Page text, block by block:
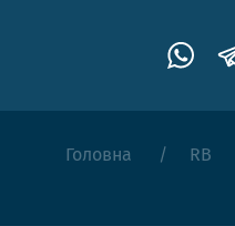
Головна RB